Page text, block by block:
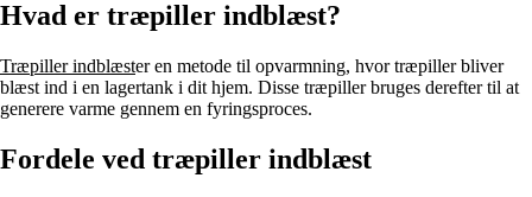
Hvad er træpiller indblæst?
Træpiller indblæster en metode til opvarmning, hvor træpiller bliver
blæst ind i en lagertank i dit hjem. Disse træpiller bruges derefter til at
generere varme gennem en fyringsproces.
Fordele ved træpiller indblæst